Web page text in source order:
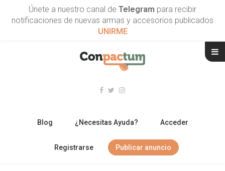
Únete a nuestro canal de Telegram para recibir
notificaciones de nuevas armas y accesorios publicados
UNIRME
Blog ¿Necesitas Ayuda? Acceder
Registrarse Publicar anuncio